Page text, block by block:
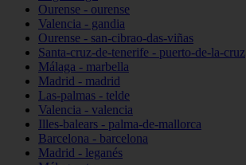
Ourense - ourense
Valencia - gandia
Ourense - san-cibrao-das-viñas
Santa-cruz-de-tenerife - puerto-de-la-cruz
Málaga - marbella
Madrid - madrid
Las-palmas - telde
Valencia - valencia
Illes-balears - palma-de-mallorca
Barcelona - barcelona
Madrid - leganés